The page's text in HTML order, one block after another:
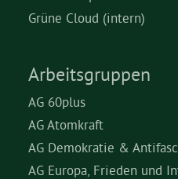
Grüne Cloud (intern)
Arbeitsgruppen
AG 60plus
AG Atomkraft
AG Demokratie &
AG Europa, Frieden und